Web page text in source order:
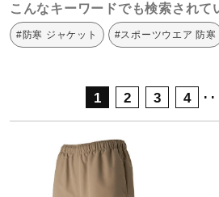
ライフスタイルウエア
ランニング
サッカー／フットサル
こんなキーワードでも検索されて
#防寒 ジャケット #スポーツウエア 防寒
1 2 3 4 ･･